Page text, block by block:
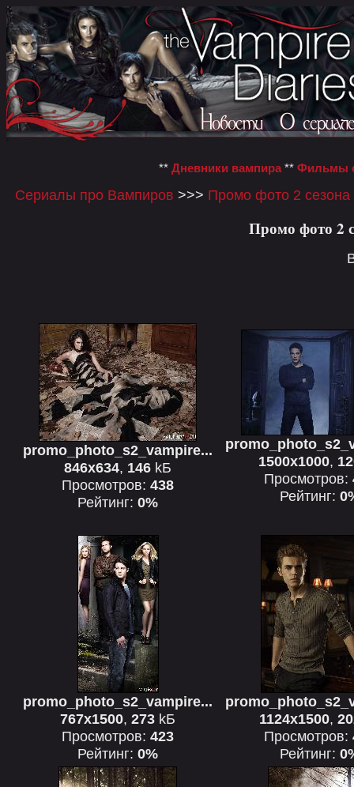
** Дневники вампира ** Фильмы
Сериалы про Вампиров >>> Промо фото 2
Промо фото 2
promo_photo_s2_vampire...
846x634, 146 kБ
Просмотров: 438
Рейтинг: 0%
1500x1000,
Просмотров:
Рейтинг:
promo_photo_s2_vampire...
767x1500, 273 kБ
Просмотров: 423
Рейтинг: 0%
1124x1500,
Просмотров:
Рейтинг: